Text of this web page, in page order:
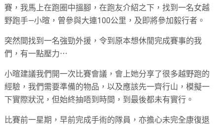
賽，我馬上在跑圈中搵腳，在跑友介紹之下，找到一名女越
野跑手—小暄，曾參與大連100公里，及即將參加毅行者。
突然間找到一名強勁外援，令到原本想休閒完成賽事的我
們，有一點壓力⋯
小暄建議我們開一次比賽會議，會上她分享了很多越野跑的
經驗，我們需要準備的物品，以及應該先一齊行山，模擬一
下實際狀況，但始終抽唔到時間，到最後都未有實行。
比賽前一星期，早前完成手術的隊員，亦擔心未完全康復退